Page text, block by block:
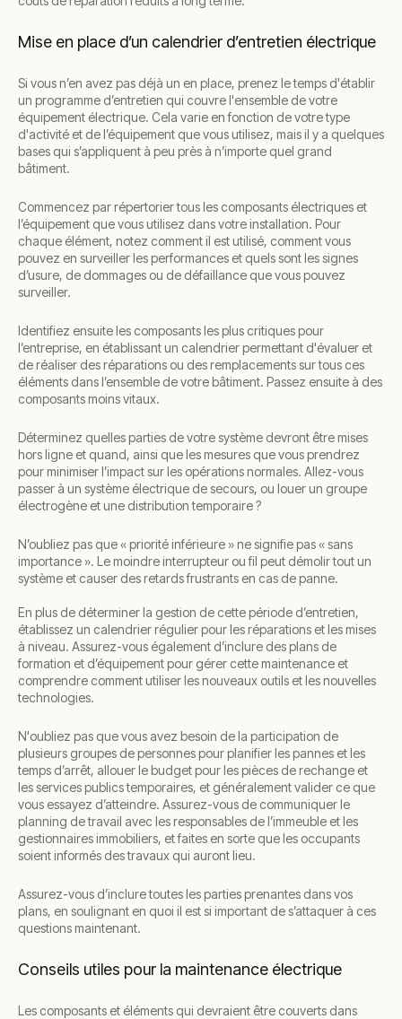
Mise en place d’un calendrier d’entretien électrique
Si vous n’en avez pas déjà un en place, prenez le temps d'établir
un programme d’entretien qui couvre l'ensemble de votre
équipement électrique. Cela varie en fonction de votre type
d'activité et de l’équipement que vous utilisez, mais il y a quelques
bases qui s’appliquent à peu près à n’importe quel grand
bâtiment.
Commencez par répertorier tous les composants électriques et
l’équipement que vous utilisez dans votre installation. Pour
chaque élément, notez comment il est utilisé, comment vous
pouvez en surveiller les performances et quels sont les signes
d’usure, de dommages ou de défaillance que vous pouvez
surveiller.
Identifiez ensuite les composants les plus critiques pour
l’entreprise, en établissant un calendrier permettant d'évaluer et
de réaliser des réparations ou des remplacements sur tous ces
éléments dans l’ensemble de votre bâtiment. Passez ensuite à des
composants moins vitaux.
Déterminez quelles parties de votre système devront être mises
hors ligne et quand, ainsi que les mesures que vous prendrez
pour minimiser l’impact sur les opérations normales. Allez-vous
passer à un système électrique de secours, ou louer un groupe
électrogène et une distribution temporaire ?
N’oubliez pas que « priorité inférieure » ne signifie pas « sans
importance ». Le moindre interrupteur ou fil peut démolir tout un
système et causer des retards frustrants en cas de panne.
En plus de déterminer la gestion de cette période d’entretien,
établissez un calendrier régulier pour les réparations et les mises
à niveau. Assurez-vous également d’inclure des plans de
formation et d’équipement pour gérer cette maintenance et
comprendre comment utiliser les nouveaux outils et les nouvelles
technologies.
N'oubliez pas que vous avez besoin de la participation de
plusieurs groupes de personnes pour planifier les pannes et les
temps d’arrêt, allouer le budget pour les pièces de rechange et
les services publics temporaires, et généralement valider ce que
vous essayez d’atteindre. Assurez-vous de communiquer le
planning de travail avec les responsables de l’immeuble et les
gestionnaires immobiliers, et faites en sorte que les occupants
soient informés des travaux qui auront lieu.
Assurez-vous d’inclure toutes les parties prenantes dans vos
plans, en soulignant en quoi il est si important de s’attaquer à ces
questions maintenant.
Conseils utiles pour la maintenance électrique
Les composants et éléments qui devraient être couverts dans